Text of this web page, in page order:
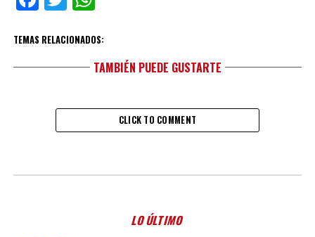
TEMAS RELACIONADOS:
TAMBIÉN PUEDE GUSTARTE
CLICK TO COMMENT
LO ÚLTIMO